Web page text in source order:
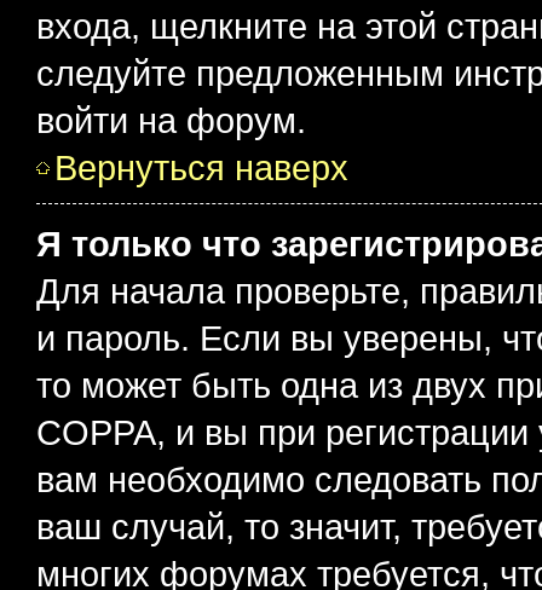
входа, щелкните на этой
следуйте предложенным
войти на форум.
Вернуться наверх
Я только что
Для начала проверьте,
и пароль. Если вы уверены,
то может быть одна из двух
COPPA, и вы при
вам необходимо следовать
ваш случай, то значит,
многих форумах требуется,